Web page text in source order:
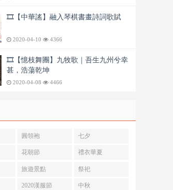
🎞️【中華謠】融入琴棋書畫詩詞歌賦
2020-04-10 4366
🎞️【憶枝舞團】九牧歌｜吾生九州兮幸
甚，浩蕩乾坤
2020-04-08 4466
圓領袍 七夕
花朝節 禮衣華夏
旅遊景點 祭祀
2020漢服節 中秋